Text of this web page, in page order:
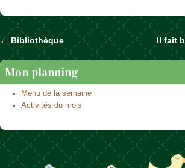
Naviguer dans les
← Bibliothèque Il fait
Mon planning
Menu de la semaine
Activités du mois